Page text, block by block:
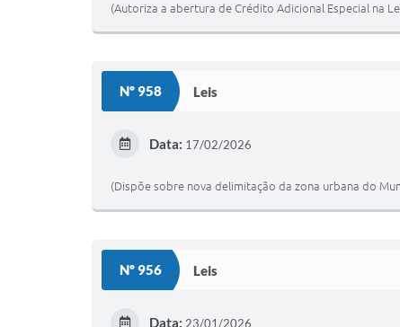
(Autoriza a abertura de Crédito Adicional Especial na
Nº 958 Leis
Data: 17/02/2026
(Dispõe sobre nova delimitação da zona urbana do
Nº 956 Leis
Data: 23/01/2026